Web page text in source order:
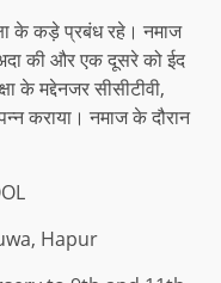
के कड़े प्रबंध रहे। नमाज
की और एक दूसरे को ईद
के मद्देनजर सीसीटीवी,
कराया। नमाज के दौरान
Hapur